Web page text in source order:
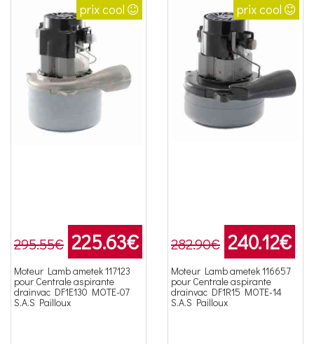
prix cool
295.55€ 225.63€
Moteur Lamb ametek 117123
pour Centrale aspirante
drainvac DF1E130 MOTE-07
S.A.S Pailloux
prix cool
282.90€ 240.12€
Moteur Lamb ametek 116657
pour Centrale aspirante
drainvac DF1R15 MOTE-14
S.A.S Pailloux